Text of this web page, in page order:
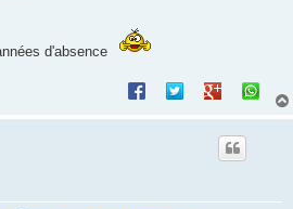
d'absence